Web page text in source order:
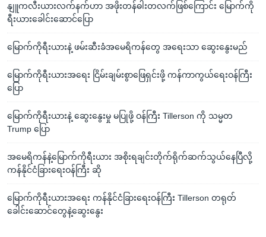
နျူကလီးယားလက်နက်ဟာ အဖိုးတန်ဓါးတလက်ဖြစ်ကြောင်း မြောက်ကို
ရီးယားခေါင်းဆောင်ပြော
မြောက်ကိုရီးယားနဲ့ ဖမ်းဆီးခံအမေရိကန်တွေ အရေးသာ ဆွေးနွေးမည်
မြောက်ကိုရီးယားအရေး ငြိမ်းချမ်းစွာဖြေရှင်းဖို့ ကန်ကာကွယ်ရေးဝန်ကြီး
ပြော
မြောက်ကိုရီးယားနဲ့ ဆွေးနွေးမှု မပြုဖို့ ဝန်ကြီး Tillerson ကို သမ္မတ
Trump ပြော
အမေရိကန်နဲ့မြောက်ကိုရီးယား အစိုးရချင်းတိုက်ရိုက်ဆက်သွယ်နေပြီလို့
ကန်နိုင်ငံခြားရေးဝန်ကြီး ဆို
မြောက်ကိုရီးယားအရေး ကန်နိုင်ငံခြားရေးဝန်ကြီး Tillerson တရုတ်
ခေါင်းဆောင်တွေနဲ့ဆွေးနွေး